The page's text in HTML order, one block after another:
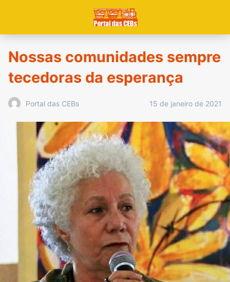
Nossas comunidades sempre
tecedoras da esperança
Portal das CEBs 15 de janeiro de 2021